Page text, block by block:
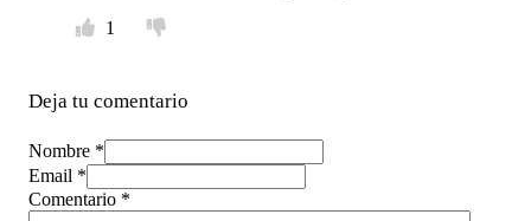
1
Deja tu comentario
Nombre *
Email *
Comentario *